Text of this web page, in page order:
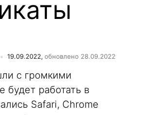
19.09.2022, обновлено 28.09.2022
с громкими
будет работать в
Safari, Chrome